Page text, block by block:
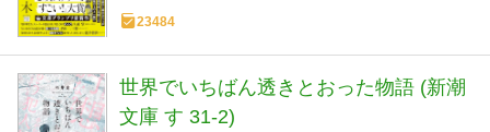
23484
世界でいちばん透きとおった物語 (新潮
文庫 す 31-2)